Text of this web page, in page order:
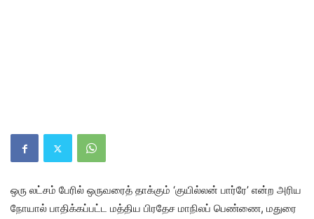
ஒரு லட்சம் பேரில் ஒருவரைத் தாக்கும் ‘குயில்லன் பார்ரே’ என்ற அரிய
நோயால் பாதிக்கப்பட்ட மத்திய பிரதேச மாநிலப் பெண்ணை, மதுரை